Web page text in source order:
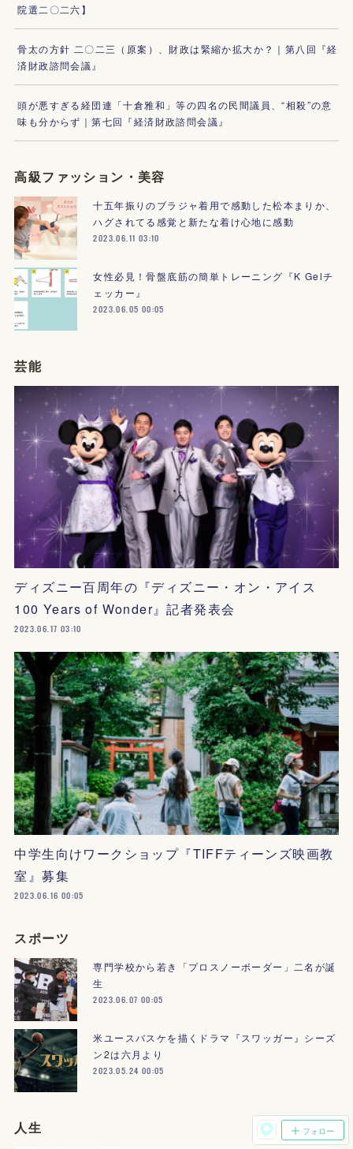
院選二〇二六】
骨太の方針 二〇二三（原案）、財政は緊縮か拡大か？｜第八回『経
済財政諮問会議』
頭が悪すぎる経団連「十倉雅和」等の四名の民間議員、“相殺”の意
味も分からず｜第七回『経済財政諮問会議』
高級ファッション・美容
十五年振りのブラジャ着用で感動した松本まりか、
ハグされてる感覚と新たな着け心地に感動
2023.06.11 03:10
女性必見！骨盤底筋の簡単トレーニング『K Gelチ
ェッカー』
2023.06.05 00:05
芸能
ディズニー百周年の『ディズニー・オン・アイス
100 Years of Wonder』記者発表会
2023.06.17 03:10
中学生向けワークショップ『TIFFティーンズ映画教
室』募集
2023.06.16 00:05
スポーツ
専門学校から若き「プロスノーボーダー」二名が誕
生
2023.06.07 00:05
米ユースバスケを描くドラマ『スワッガー』シーズ
ン2は六月より
2023.05.24 00:05
人生 フォロー